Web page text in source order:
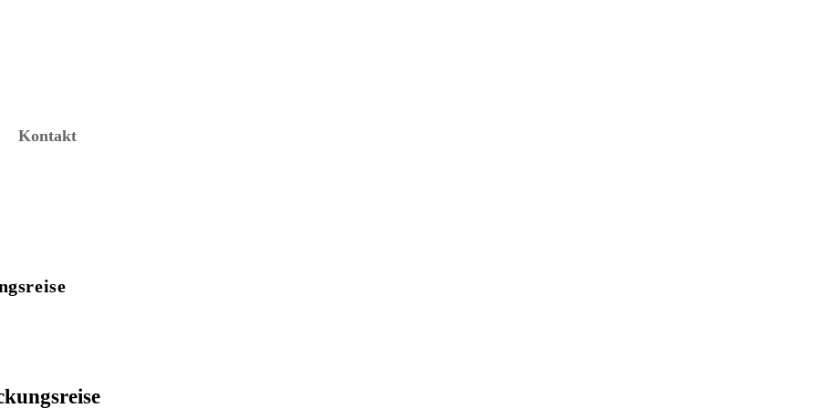
Kontakt